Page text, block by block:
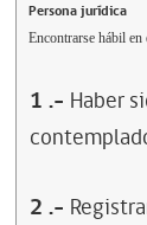
Persona jurídica
Encontrarse hábil
1 .- Haber
2 .-